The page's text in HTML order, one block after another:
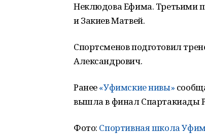
Неклюдова Ефима. Третьими
и Закиев Матвей.
Спортсменов подготовил
Александрович.
Ранее«Уфимские нивы»
вышла в финал Спартакиады
Фото: Спортивная школа